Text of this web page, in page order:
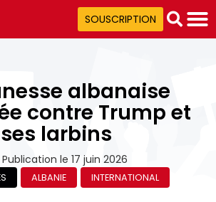
SOUSCRIPTION
albanaise
contre Trump et
ses larbins
Publication le 17 juin 2026
ALBANIE INTERNATIONAL